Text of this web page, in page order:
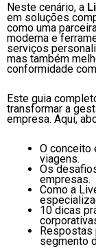
Neste cenário, a
em soluções
como uma
moderna e
serviços
mas também
conformidade
Este guia
transformar a
empresa. Aqui,
O conceito
viagens.
Os
empresas.
Como a
10 dicas
Respostas
segmento